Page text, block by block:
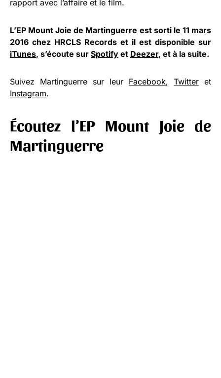
rapport avec l’affaire et le film.
L’EP Mount Joie de Martinguerre est sorti le 11 mars
2016 chez HRCLS Records et il est disponible sur
iTunes, s’écoute sur Spotify et Deezer, et à la suite.
Suivez Martinguerre sur leur Facebook, Twitter et
Instagram.
Écoutez l’EP Mount Joie de
Martinguerre